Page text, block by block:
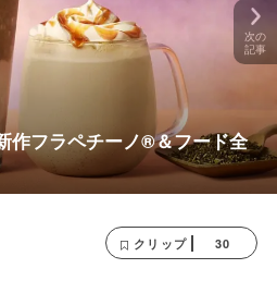
作フラペチーノ®＆フード全
次の
記事
クリップ 30